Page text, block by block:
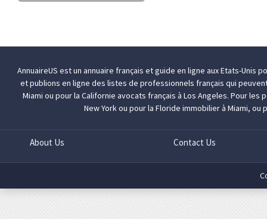
AnnuaireUS est un annuaire français et guide en ligne aux Etats-Unis
et publions en ligne des listes de professionnels français qui
Miami ou pour la Californieavocats français à Los Angeles. Pour les
New Yorkou pour la Florideimmobilier à Miami, ou
About Us Contact Us